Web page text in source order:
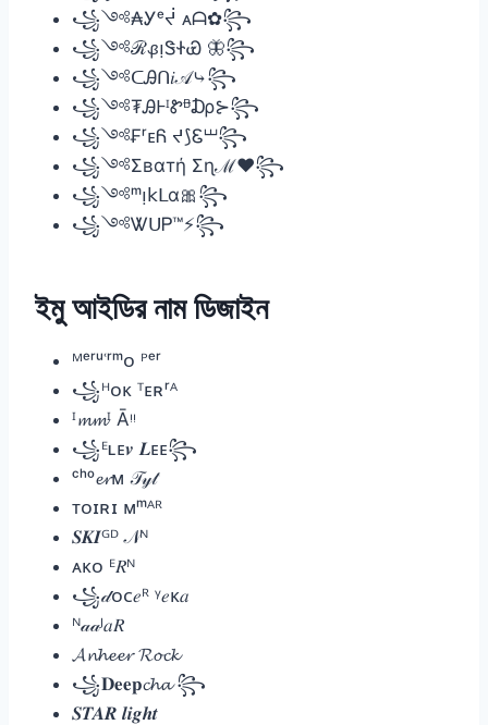
꧁༺₳Ꭹᵉᔫ ᴀᗩ✿꧂
꧁༺ℛᏸᴉᏕᏐᏯ 🦋꧂
꧁༺ᑕᎯᑎ𝑖𝒜⤷꧂
꧁༺₮ᎯⱵᴵᏑᴯ₯⊱꧂
꧁༺₣ʳᴇᏲ ᔪ⟆Ꮛ⏙꧂
꧁༺Σвαтή Σɳℳ❤꧂
꧁༺ᵐᴉ𝗄ᒪα🎀꧂
꧁༺ᏔᑌᏢ™️⚡꧂
ইমু আইডির নাম ডিজাইন
ᴹᵉʳᵘʿʳᵐᴏ ᴾᵉʳ
꧁ᴴᴏᴋ ᵀᴇʀʳᴬ
ᴵ𝓶𝓶ᴵ Ᾱᵎᵎ
꧁ᴱʟᴇ𝒗 𝑳ᴇᴇ꧂
ᶜʰᵒ𝓮𝓻ᴍ 𝒯𝓎𝓉
ᴛᴏɪʀɪ ᴍᵐᴬᴿ
𝑺𝑲𝑰ᴳᴰ 𝒩ᴺ
ᴀᴋᴏ ᴱ𝑅ᴺ
꧁𝒹ᴏᴄ𝑒ᴿ ᵞ𝑒ᴋ𝑎
ᴺ𝒶𝒶ᴶ𝑎𝑅
𝓐𝓷𝓱𝓮𝓮𝓻 𝓡𝓸𝓬𝓴
꧁𝐃𝐞𝐞𝐩𝓬𝓱𝓪 ꧂
𝑺𝑻𝑨𝑹 𝒍𝒊𝒈𝒉𝒕